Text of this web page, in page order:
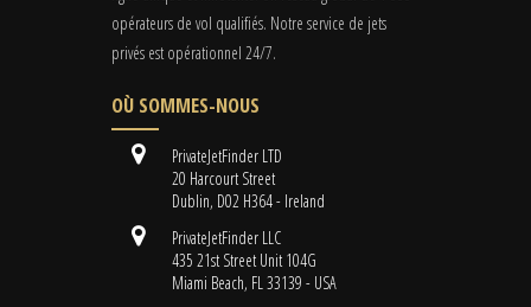
opérateurs de vol qualifiés. Notre service de jets
privés est opérationnel 24/7.
OÙ SOMMES-NOUS
PrivateJetFinder LTD
20 Harcourt Street
Dublin, D02 H364 - Ireland
PrivateJetFinder LLC
435 21st Street Unit 104G
Miami Beach, FL 33139 - USA